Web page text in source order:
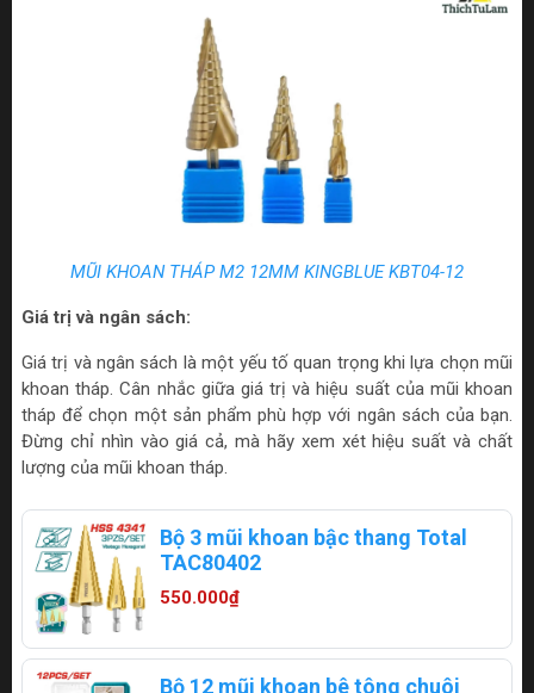
MŨI KHOAN THÁP M2 12MM KINGBLUE KBT04-12
Giá trị và ngân sách:
Giá trị và ngân sách là một yếu tố quan trọng khi lựa chọn mũi
khoan tháp. Cân nhắc giữa giá trị và hiệu suất của mũi khoan
tháp để chọn một sản phẩm phù hợp với ngân sách của bạn.
Đừng chỉ nhìn vào giá cả, mà hãy xem xét hiệu suất và chất
lượng của mũi khoan tháp.
Bộ 3 mũi khoan bậc thang Total
TAC80402
550.000₫
Bộ 12 mũi khoan bê tông chuôi